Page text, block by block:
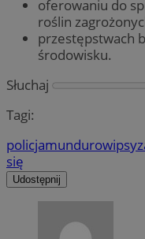
oferowaniu do
roślin
przestępstwach
środowisku.
Słuchaj
Tagi:
policjamundurowipsy
się
Udostępnij